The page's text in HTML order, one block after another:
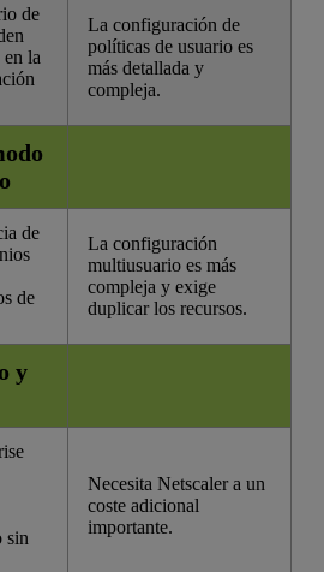
de
la
La configuración de
políticas de usuario es
más detallada y
compleja.
de
de
La configuración
multiusuario es más
compleja y exige
duplicar los recursos.
y
sin
Necesita Netscaler a un
coste adicional
importante.